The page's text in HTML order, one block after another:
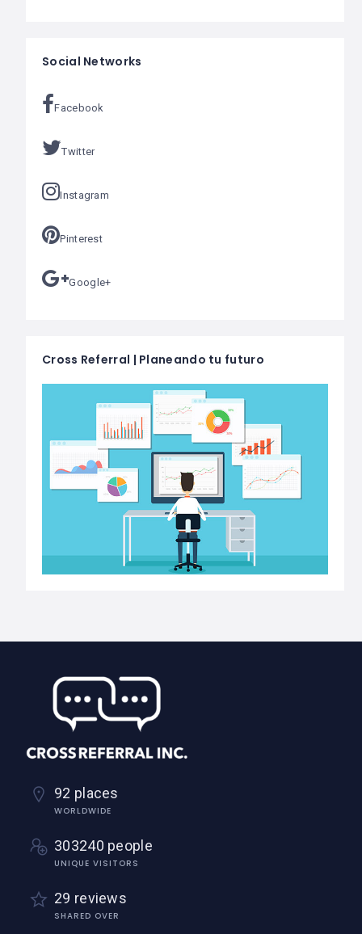
Social Networks
Facebook
Twitter
Instagram
Pinterest
Google+
Cross Referral | Planeando tu futuro
92 places
WORLDWIDE
303240 people
UNIQUE VISITORS
29 reviews
SHARED OVER